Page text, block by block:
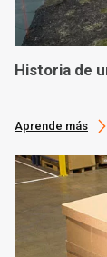
Historia de
Aprende más